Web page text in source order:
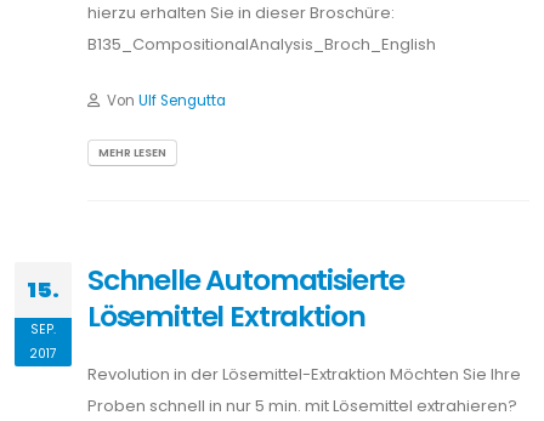
hierzu erhalten Sie in dieser Broschüre:
B135_CompositionalAnalysis_Broch_English
Von Ulf Sengutta
MEHR LESEN
15.
SEP.
2017
Schnelle Automatisierte
Lösemittel Extraktion
Revolution in der Lösemittel-Extraktion Möchten Sie Ihre
Proben schnell in nur 5 min. mit Lösemittel extrahieren?